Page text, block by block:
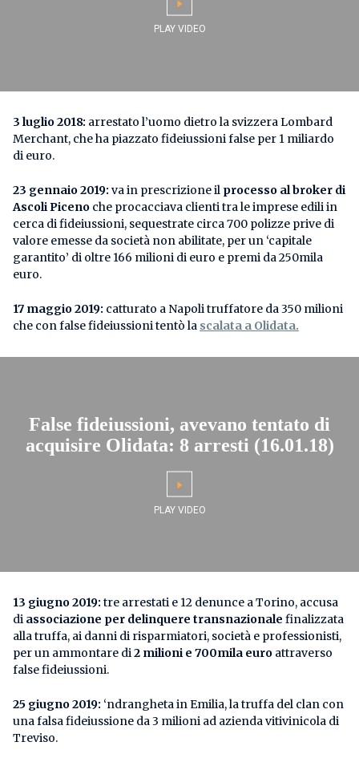
3 luglio 2018: arrestato l’uomo dietro la svizzera Lombard
Merchant, che ha piazzato fideiussioni false per 1 miliardo
di euro.
23 gennaio 2019: va in prescrizione il processo al broker di
Ascoli Piceno che procacciava clienti tra le imprese edili in
cerca di fideiussioni, sequestrate circa 700 polizze prive di
valore emesse da società non abilitate, per un ‘capitale
garantito’ di oltre 166 milioni di euro e premi da 250mila
euro.
17 maggio 2019: catturato a Napoli truffatore da 350 milioni
che con false fideiussioni tentò la scalata a Olidata.
False fideiussioni, avevano tentato di
acquisire Olidata: 8 arresti (16.01.18)
13 giugno 2019: tre arrestati e 12 denunce a Torino, accusa
di associazione per delinquere transnazionale finalizzata
alla truffa, ai danni di risparmiatori, società e professionisti,
per un ammontare di2 milioni e 700mila euro attraverso
false fideiussioni.
25 giugno 2019: ‘ndrangheta in Emilia, la truffa del clan con
una falsa fideiussione da 3 milioni ad azienda vitivinicola di
Treviso.